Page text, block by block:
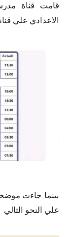
قامت قناة
الاعدادي علي
بينما جاءت
علي النحو التالي